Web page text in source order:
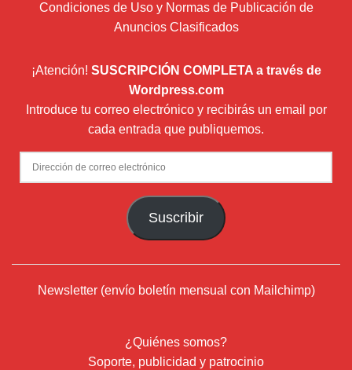
Condiciones de Uso y Normas de Publicación de
Anuncios Clasificados
¡Atención! SUSCRIPCIÓN COMPLETA a través de
Wordpress.com
Introduce tu correo electrónico y recibirás un email por
cada entrada que publiquemos.
Dirección
de
Suscribir
Newsletter (envío boletín mensual con Mailchimp)
¿Quiénes somos?
Soporte, publicidad y patrocinio